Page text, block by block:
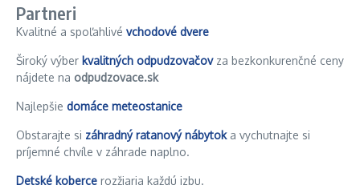
Partneri
Kvalitné a spoľahlivé vchodové dvere
Široký výber kvalitných odpudzovačovza bezkonkurenčné ceny
nájdete na odpudzovace.sk
Najlepšie domáce meteostanice
Obstarajte si záhradný ratanový nábytoka vychutnajte si
príjemné chvíle v záhrade naplno.
Detské koberce rozžiaria každú izbu.